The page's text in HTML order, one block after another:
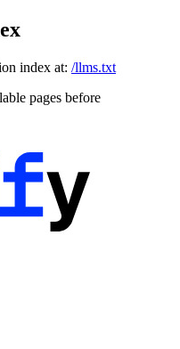
index at: /llms.txt
pages before